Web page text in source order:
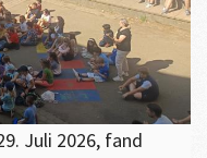
Juli 2026, fand